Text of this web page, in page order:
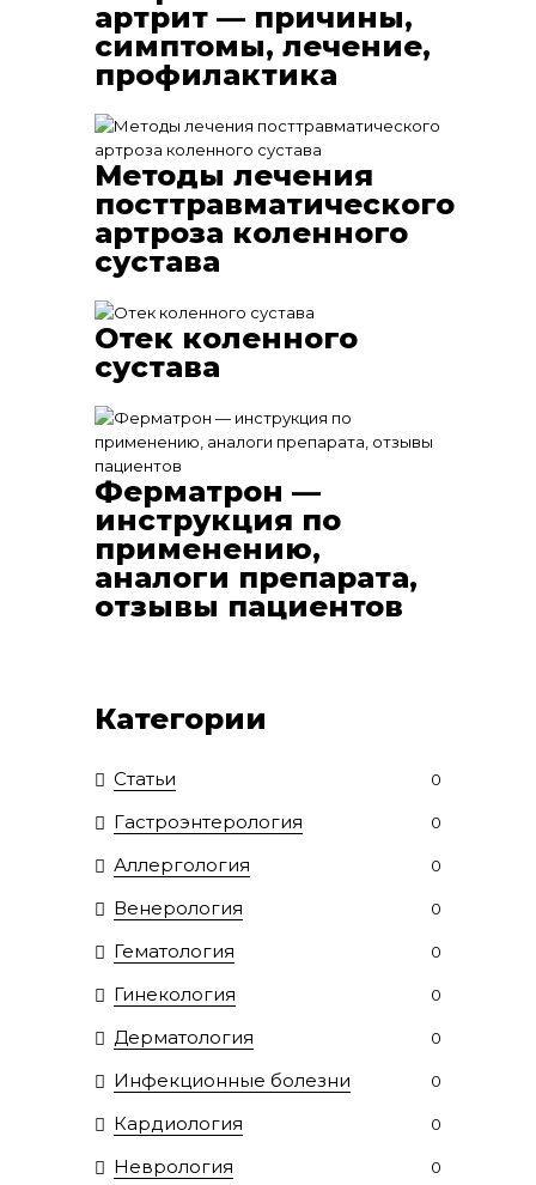
артрит — причины,
симптомы, лечение,
профилактика
Методы лечения
посттравматического
артроза коленного
сустава
Отек коленного
сустава
Ферматрон —
инструкция по
применению,
аналоги препарата,
отзывы пациентов
Категории
Статьи 0
Гастроэнтерология 0
Аллергология 0
Венерология 0
Гематология 0
Гинекология 0
Дерматология 0
Инфекционные болезни 0
Кардиология 0
Неврология 0